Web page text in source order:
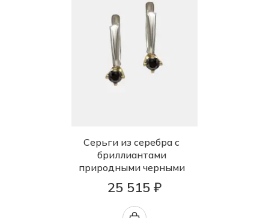
Серьги из серебра с
бриллиантами
природными черными
25 515 ₽